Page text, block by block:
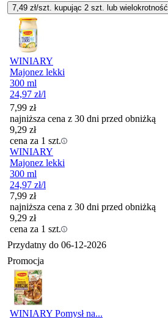
7,49 zł/szt. kupując 2 szt. lub wielokrotność
WINIARY
Majonez lekki
300 ml
24,97 zł/l
7,99 zł
najniższa cena z 30 dni przed obniżką
9,29 zł
cena za 1 szt.
WINIARY
Majonez lekki
300 ml
24,97 zł/l
7,99 zł
najniższa cena z 30 dni przed obniżką
9,29 zł
cena za 1 szt.
Przydatny do 06-12-2026
Promocja
WINIARY Pomysł na...